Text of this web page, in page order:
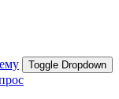
Toggle Dropdown